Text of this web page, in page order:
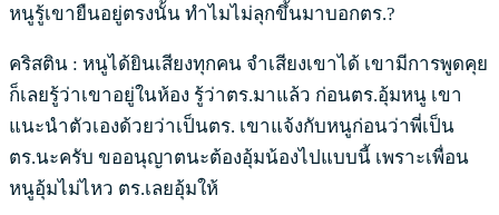
หนูรู้เขายืนอยู่ตรงนั้น ทำไมไม่ลุกขึ้นมาบอกตร.?
คริสติน : หนูได้ยินเสียงทุกคน จำเสียงเขาได้ เขามีการพูดคุย
ก็เลยรู้ว่าเขาอยู่ในห้อง รู้ว่าตร.มาแล้ว ก่อนตร.อุ้มหนู เขา
แนะนำตัวเองด้วยว่าเป็นตร. เขาแจ้งกับหนูก่อนว่าพี่เป็น
ตร.นะครับ ขออนุญาตนะต้องอุ้มน้องไปแบบนี้ เพราะเพื่อน
หนูอุ้มไม่ไหว ตร.เลยอุ้มให้